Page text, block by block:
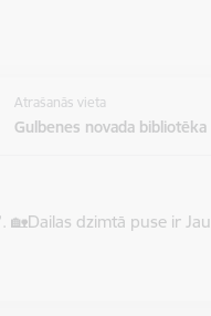
Atrašanās vieta
Gulbenes novada bibliotēka
🏡​Dailas dzimtā puse ir